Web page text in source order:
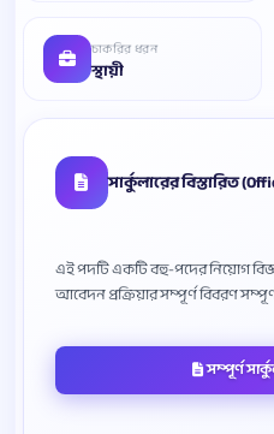
চাকরির ধরন
স্থায়ী
সার্কুলারের বিস্তারিত
এই পদটি একটি বহু-পদের নিয়োগ
সম্পূর্ণ